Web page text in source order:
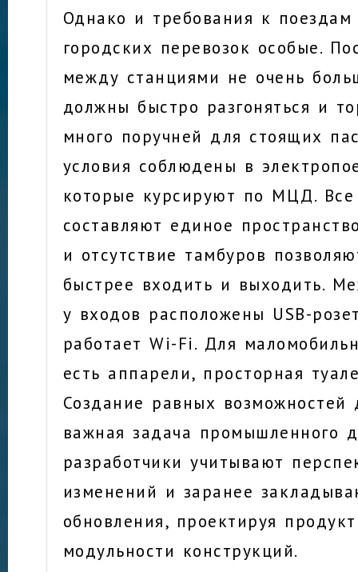
Однако и требования к
городских перевозок особые.
между станциями не очень
должны быстро разгоняться и
много поручней для стоящих
условия соблюдены в
которые курсируют по МЦД.
составляют единое
и отсутствие тамбуров
быстрее входить и выходить.
у входов расположены USB-
работает Wi-Fi. Для
есть аппарели, просторная
Создание равных
важная задача промышленного
разработчики учитывают
изменений и заранее
обновления, проектируя
модульности конструкций.